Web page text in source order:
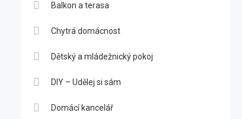
Balkon a terasa
Chytrá domácnost
Dětský a mládežnický pokoj
DIY – Udělej si sám
Domácí kancelář